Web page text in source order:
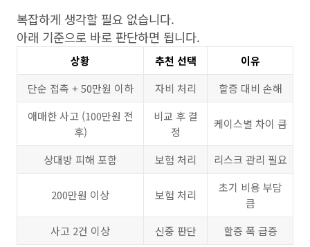
복잡하게 생각할 필요 없습니다.
아래 기준으로 바로 판단하면 됩니다.
상황 추천 선택
이유
단순 접촉 + 50만원 이하
자비 처리
할증 대비 손해
애매한 사고 (100만원 전
후)
비교 후 결
정
케이스별 차이 큼
상대방 피해 포함 보험 처리 리스크 관리 필요
200만원 이상 보험 처리
초기 비용 부담
큼
사고 2건 이상
신중 판단 할증 폭 급증